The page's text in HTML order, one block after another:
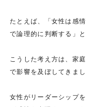
たとえば、「女性は感
で論理的に判断する」
こうした考え方は、家
で影響を及ぼしてきまし
女性がリーダーシップ